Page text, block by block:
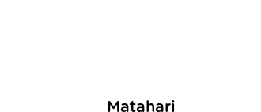
Matahari